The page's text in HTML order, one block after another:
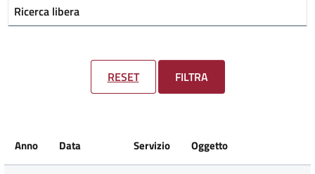
Ricerca libera
RESET FILTRA
Anno Data Servizio Oggetto